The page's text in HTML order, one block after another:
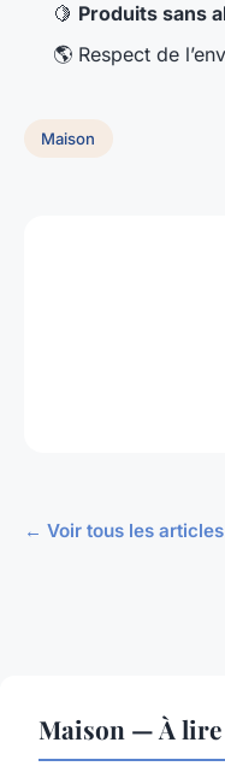
🍋 Produits sans
🌎 Respect de
Maison
← Voir tous les
Maison — À lire